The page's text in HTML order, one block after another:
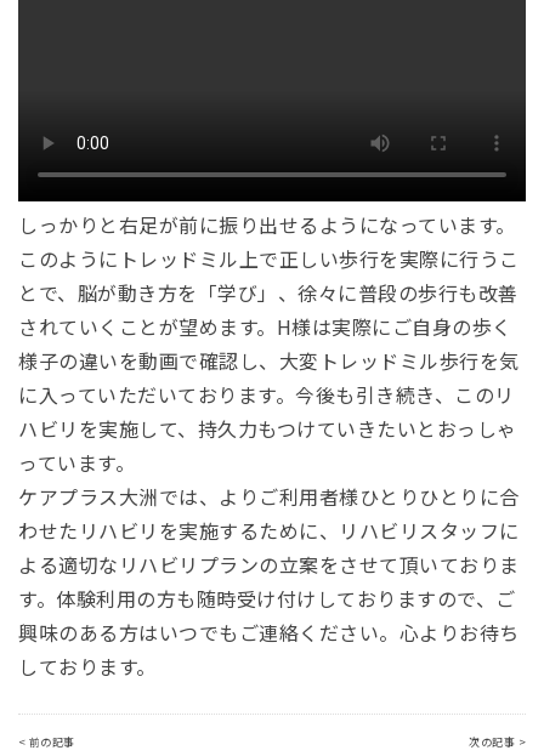
しっかりと右足が前に振り出せるようになっています。
このようにトレッドミル上で正しい歩行を実際に行うこ
とで、脳が動き方を「学び」、徐々に普段の歩行も改善
されていくことが望めます。H様は実際にご自身の歩く
様子の違いを動画で確認し、大変トレッドミル歩行を気
に入っていただいております。今後も引き続き、このリ
ハビリを実施して、持久力もつけていきたいとおっしゃ
っています。
ケアプラス大洲では、よりご利用者様ひとりひとりに合
わせたリハビリを実施するために、リハビリスタッフに
よる適切なリハビリプランの立案をさせて頂いておりま
す。体験利用の方も随時受け付けしておりますので、ご
興味のある方はいつでもご連絡ください。心よりお待ち
しております。
< 前の記事
次の記事 >